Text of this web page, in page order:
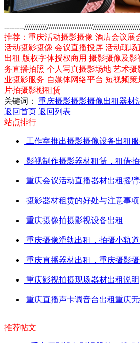
推荐：重庆活动摄影摄像 酒店会议展
活动摄影摄像 会议直播投屏 活动现
出租 版权字体授权商用 摄影摄像及
务直播拍照 个人写真摄影场地 艺术
业摄影服务 自媒体网络平台 短视频
片拍摄影棚租赁
关键词：
重庆摄影摄影摄像出租器材
返回首页 返回列表
站点排行
工作室推出摄影摄像设备出租
影视制作摄影器材租赁，租借
重庆会议活动直播器材出租摇
摄影器材租赁的好处与注意事项
重庆摄像拍摄影视设备出租
重庆摄像滑轨出租，拍摄小轨道
重庆直播器材出租，重庆摄影
重庆影视拍摄现场器材出租说明
重庆直播声卡调音台出租重庆
推荐帖文